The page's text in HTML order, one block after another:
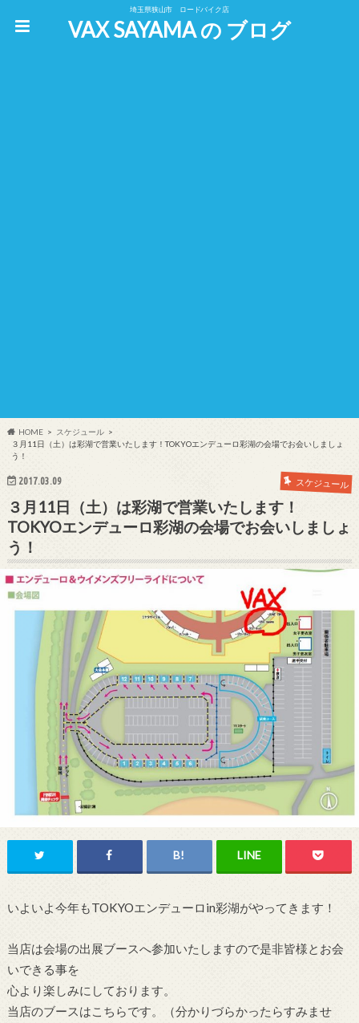
埼玉県狭山市 ロードバイク店
VAX SAYAMA の ブログ
HOME
スケジュール
３月11日（土）は彩湖で営業いたします！TOKYOエンデューロ彩湖の会場でお会いしましょ
う！
2017.03.09 スケジュール
３月11日（土）は彩湖で営業いたします！
TOKYOエンデューロ彩湖の会場でお会いしましょ
う！
いよいよ今年もTOKYOエンデューロin彩湖がやってきます！
当店は会場の出展ブースへ参加いたしますので是非皆様とお会
いできる事を
心より楽しみにしております。
当店のブースはこちらです。（分かりづらかったらすみませ